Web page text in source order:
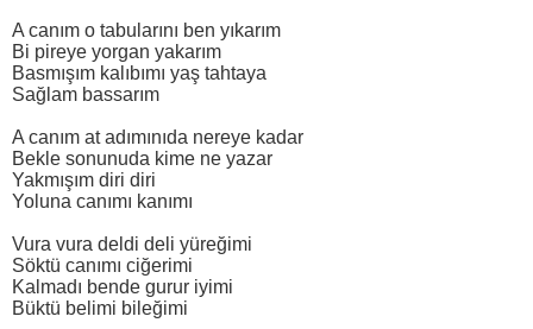
A canım o tabularını ben yıkarım
Bi pireye yorgan yakarım
Basmışım kalıbımı yaş tahtaya
Sağlam bassarım
A canım at adımınıda nereye kadar
Bekle sonunuda kime ne yazar
Yakmışım diri diri
Yoluna canımı kanımı
Vura vura deldi deli yüreğimi
Söktü canımı ciğerimi
Kalmadı bende gurur iyimi
Büktü belimi bileğimi